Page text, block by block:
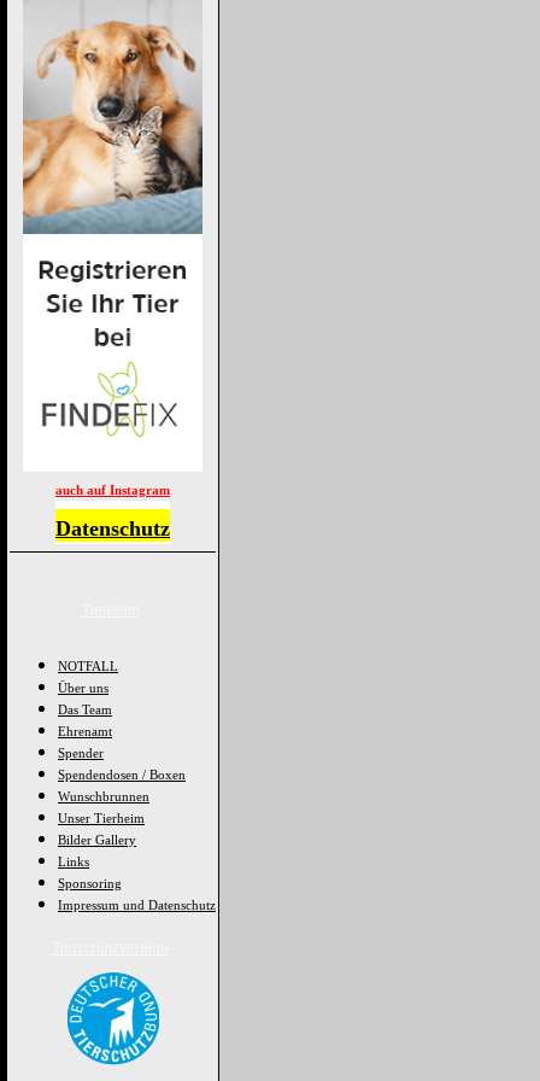
auch auf Instagram
Datenschutz
NOTFALL
Über uns
Das Team
Ehrenamt
Spender
Spendendosen / Boxen
Wunschbrunnen
Unser Tierheim
Bilder Gallery
Links
Sponsoring
Impressum und Datenschutz